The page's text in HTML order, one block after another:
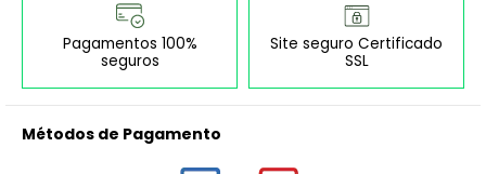
Pagamentos 100%
seguros
Site seguro Certificado
SSL
Métodos de Pagamento